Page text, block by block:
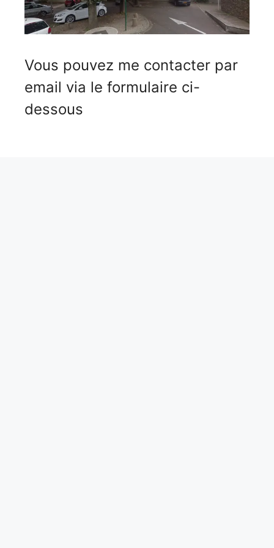
Vous pouvez me contacter par
email via le formulaire ci-
dessous